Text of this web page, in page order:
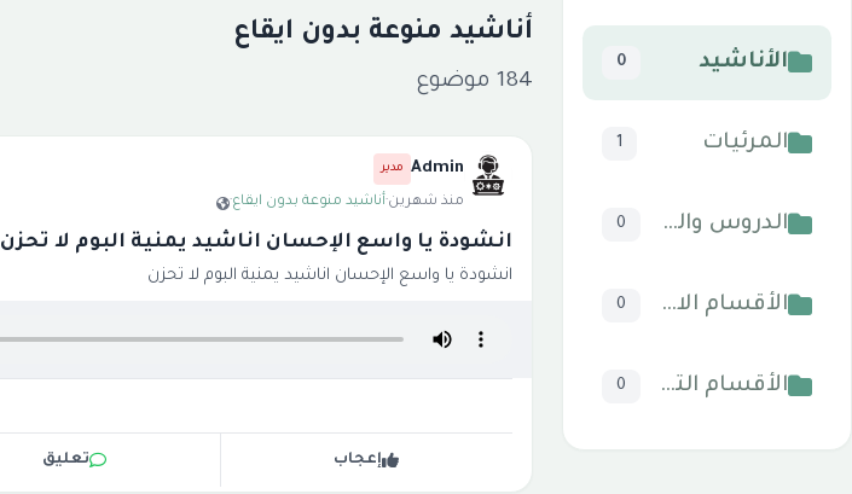
الأناشيد 0
المرئيات 1
الدروس والخطب 0
الأقسام الاسلامية 0
الأقسام التقنية للكمبيوتر والنترنت 0
أناشيد منوعة بدون ايقاع
184 موضوع
Admin مدير
منذ شهرين·أناشيد منوعة بدون ايقاع·
انشودة يا واسع الإحسان اناشيد يمنية البوم لا تحزن
انشودة يا واسع الإحسان اناشيد يمنية البوم لا تحزن
إعجاب تعليق